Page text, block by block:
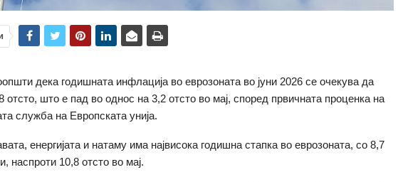
дека годишната инфлација во еврозоната во јуни 2026 се очекува да
отсто, што е пад во однос на 3,2 отсто во мај, според првичната проценка на
служба на Европската унија.
енергијата и натаму има највисока годишна стапка во еврозоната, со 8,7
наспроти 10,8 отсто во мај.